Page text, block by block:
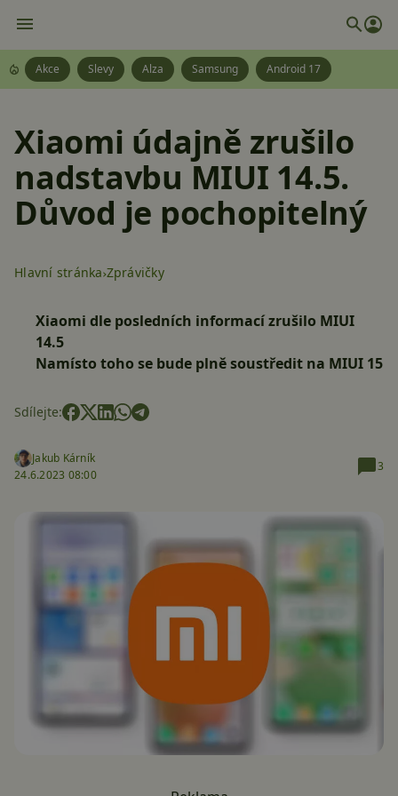
Akce Slevy Alza Samsung Android 17
Xiaomi údajně zrušilo
nadstavbu MIUI 14.5.
Důvod je pochopitelný
Hlavní stránka Zprávičky
Xiaomi dle posledních informací zrušilo MIUI
14.5
Namísto toho se bude plně soustředit na MIUI 15
Sdílejte:
Jakub Kárník
24.6.2023 08:00
3